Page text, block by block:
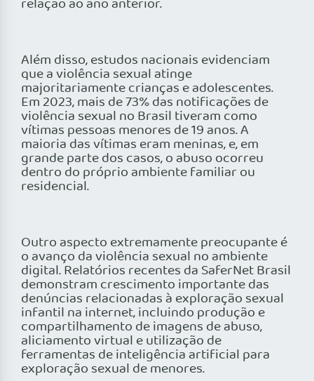
relação ao ano anterior.
Além disso, estudos nacionais evidenciam
que a violência sexual atinge
majoritariamente crianças e adolescentes.
Em 2023, mais de 73% das notificações de
violência sexual no Brasil tiveram como
vítimas pessoas menores de 19 anos. A
maioria das vítimas eram meninas, e, em
grande parte dos casos, o abuso ocorreu
dentro do próprio ambiente familiar ou
residencial.
Outro aspecto extremamente preocupante é
o avanço da violência sexual no ambiente
digital. Relatórios recentes da SaferNet Brasil
demonstram crescimento importante das
denúncias relacionadas à exploração sexual
infantil na internet, incluindo produção e
compartilhamento de imagens de abuso,
aliciamento virtual e utilização de
ferramentas de inteligência artificial para
exploração sexual de menores.